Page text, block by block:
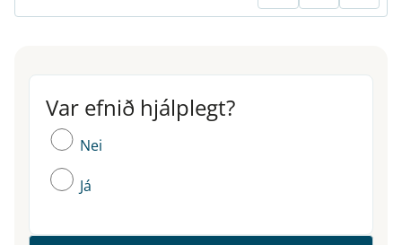
Var efnið hjálplegt?
Var efnið hjálplegt?
Nei
Já